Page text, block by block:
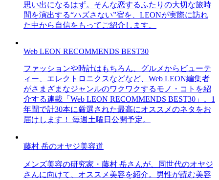
思い出になるはず。そんな恋するふたりの大切な旅時
間を演出する“ハズさない”宿を、LEONが実際に訪れ
た中から自信をもってご紹介します。
Web LEON RECOMMENDS BEST30
ファッションや時計はもちろん、グルメからビューテ
ィー、エレクトロニクスなどなど、Web LEON編集者
がさまざまなジャンルのワクワクするモノ・コトを紹
介する連載「Web LEON RECOMMENDS BEST30」。1
年間で計30本に厳選された最高にオススメのネタをお
届けします！ 毎週土曜日公開予定。
藤村 岳のオヤジ美容道
メンズ美容の研究家・藤村 岳さんが、同世代のオヤジ
さんに向けて、オススメ美容を紹介。男性が読む美容